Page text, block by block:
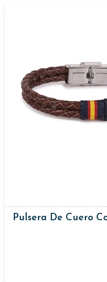
Pulsera De Cuero